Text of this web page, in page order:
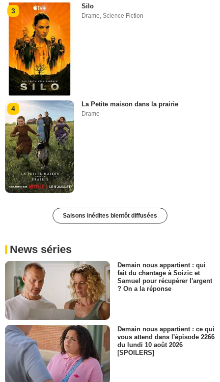
3
Silo
Drame,Science Fiction
4
La Petite maison dans la prairie
Drame
Saisons inédites bientôt diffusées
News séries
Demain nous appartient : qui
fait du chantage à Soizic et
Samuel pour récupérer l'argent
? On a la réponse
Demain nous appartient : ce qui
vous attend dans l'épisode 2266
du lundi 10 août 2026
[SPOILERS]